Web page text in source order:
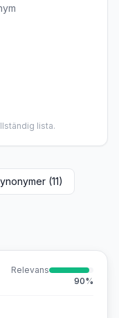
lista.
(11)
Relevans
90%